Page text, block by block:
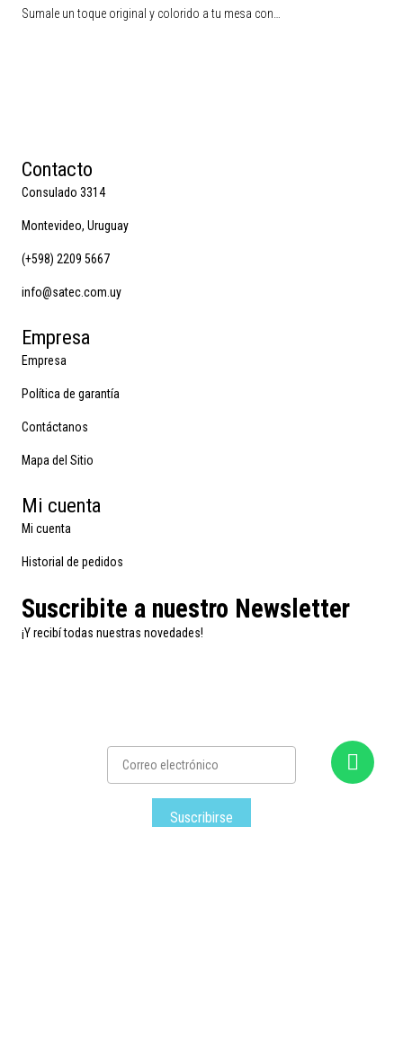
Sumale un toque original y colorido a tu mesa con…
Contacto
Consulado 3314
Montevideo, Uruguay
(+598) 2209 5667
info@satec.com.uy
Empresa
Empresa
Política de garantía
Contáctanos
Mapa del Sitio
Mi cuenta
Mi cuenta
Historial de pedidos
Suscribite a nuestro Newsletter
¡Y recibí todas nuestras novedades!
Suscribirse